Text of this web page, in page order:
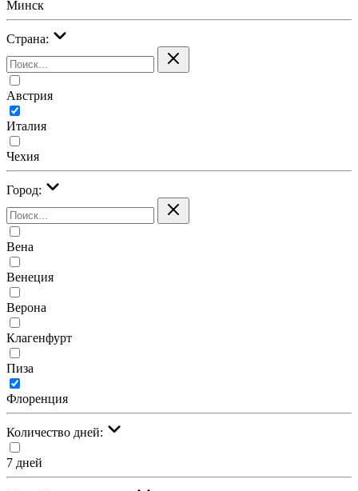
Минск
Страна:
Австрия
Италия
Чехия
Город:
Вена
Венеция
Верона
Клагенфурт
Пиза
Флоренция
Количество дней:
7 дней